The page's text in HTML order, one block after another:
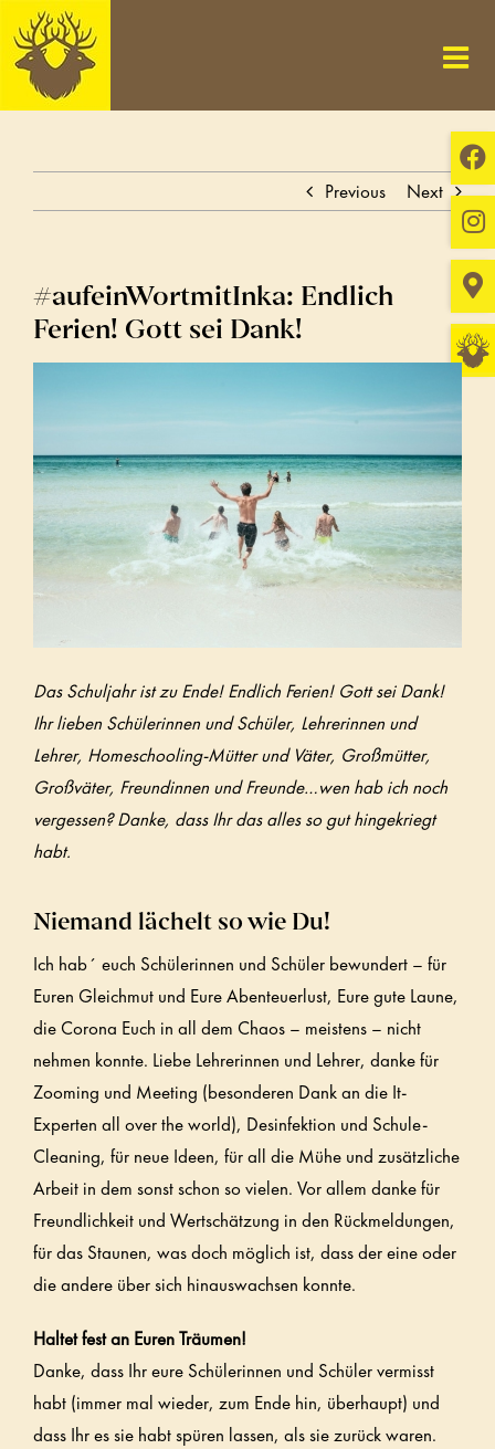
Skip
to
content
Previous Next
#aufeinWortmitInka: Endlich
Ferien! Gott sei Dank!
Das Schuljahr ist zu Ende! Endlich Ferien! Gott sei Dank!
Ihr lieben Schülerinnen und Schüler, Lehrerinnen und
Lehrer, Homeschooling-Mütter und Väter, Großmütter,
Großväter, Freundinnen und Freunde…wen hab ich noch
vergessen? Danke, dass Ihr das alles so gut hingekriegt
habt.
Niemand lächelt so wie Du!
Ich hab´ euch Schülerinnen und Schüler bewundert – für
Euren Gleichmut und Eure Abenteuerlust, Eure gute Laune,
die Corona Euch in all dem Chaos – meistens – nicht
nehmen konnte. Liebe Lehrerinnen und Lehrer, danke für
Zooming und Meeting (besonderen Dank an die It-
Experten all over the world), Desinfektion und Schule-
Cleaning, für neue Ideen, für all die Mühe und zusätzliche
Arbeit in dem sonst schon so vielen. Vor allem danke für
Freundlichkeit und Wertschätzung in den Rückmeldungen,
für das Staunen, was doch möglich ist, dass der eine oder
die andere über sich hinauswachsen konnte.
Haltet fest an Euren Träumen!
Danke, dass Ihr eure Schülerinnen und Schüler vermisst
habt (immer mal wieder, zum Ende hin, überhaupt) und
dass Ihr es sie habt spüren lassen, als sie zurück waren.